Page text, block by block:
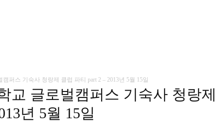
퍼스 기숙사 청랑제 클럽 파티 part 2 – 2013년 5월 15일
교 글로벌캠퍼스 기숙사 청랑제
년 5월 15일